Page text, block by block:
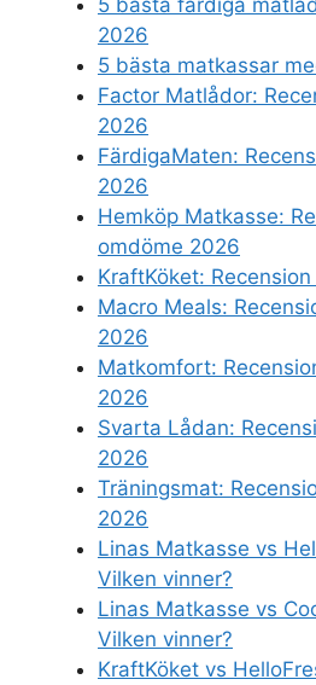
2026
5 bästa matkassar
Factor Matlådor:
2026
FärdigaMaten:
2026
Hemköp Matkasse:
omdöme 2026
KraftKöket:
Macro Meals:
2026
Matkomfort:
2026
Svarta Lådan:
2026
Träningsmat:
2026
Linas Matkasse vs
Vilken vinner?
Linas Matkasse vs
Vilken vinner?
KraftKöket vs